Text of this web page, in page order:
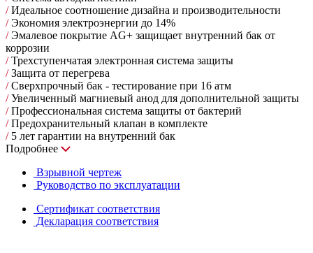
/Идеальное соотношение дизайна и производительности
/Экономия электроэнергии до 14%
/Эмалевое покрытие AG+ защищает внутренний бак от
коррозии
/Трехступенчатая электронная система защиты
/Защита от перегрева
/Сверхпрочный бак - тестирование при 16 атм
/Увеличенный магниевый анод для дополнительной защиты
/Профессиональная система защиты от бактерий
/Предохранительный клапан в комплекте
/5 лет гарантии на внутренний бак
Подробнее
Взрывной чертеж
Руководство по эксплуатации
Сертификат соответствия
Декларация соответствия